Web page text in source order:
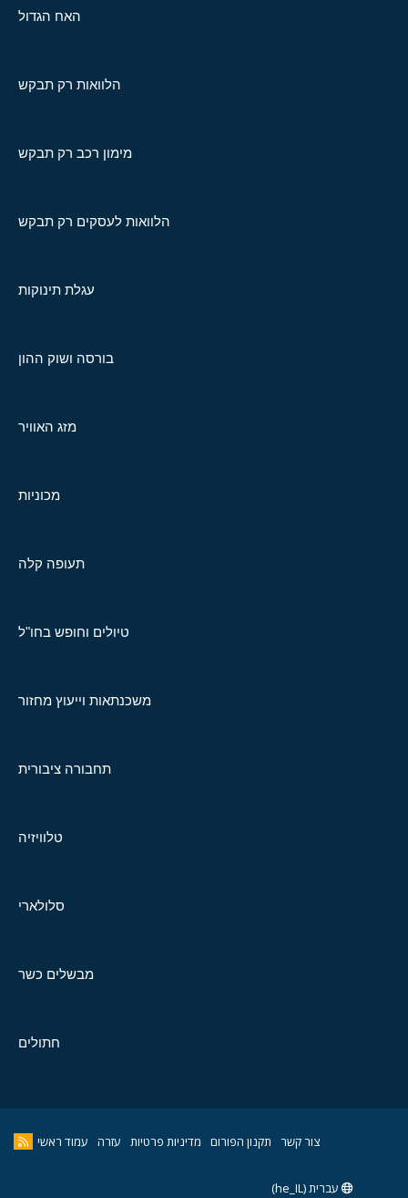
האח הגדול
הלוואות רק תבקש
מימון רכב רק תבקש
הלוואות לעסקים רק תבקש
עגלת תינוקות
בורסה ושוק ההון
מזג האוויר
מכוניות
תעופה קלה
טיולים וחופש בחו"ל
משכנתאות וייעוץ מחזור
תחבורה ציבורית
טלוויזיה
סלולארי
מבשלים כשר
חתולים
צור קשר תקנון הפורום מדיניות פרטיות עזרה עמוד ראשי
עברית (he_IL)